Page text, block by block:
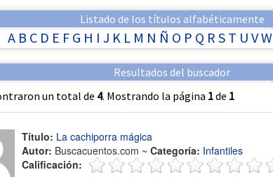
Listado de los títulos alfabéticamente
A B C D E F G H I J K L M N Ñ O P Q R S T U VW
Resultados del buscador
un total de 4. Mostrando la página 1de 1
Título: La cachiporra mágica
Autor: Buscacuentos.com ~ Categoría: Infantiles
Calificación: